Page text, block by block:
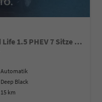
eHybrid 150 PS Plug-in-Hybrid Life 1.5 PHEV 7 Sitze DSG
Automatik
Deep Black
15 km